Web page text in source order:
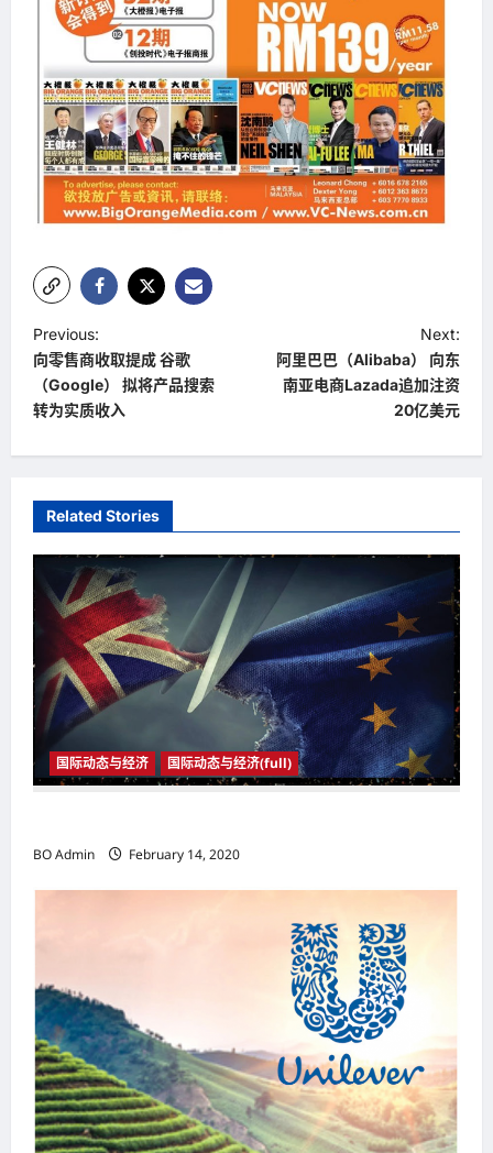
P
o
s
a
v
i
g
t
i
n
Previous:
向零售商收取提成 谷歌
（Google） 拟将产品搜索
转为实质收入
Next:
阿里巴巴（Alibaba） 向东
南亚电商Lazada追加注资
20亿美元
Related Stories
国际动态与经济 国际动态与经济(full)
BO Admin February 14, 2020